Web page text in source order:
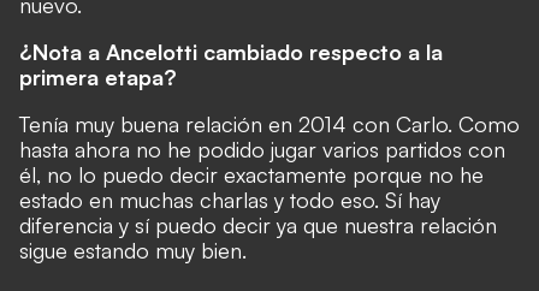
¿Nota a Ancelotti cambiado respecto a la
primera etapa?
Tenía muy buena relación en 2014 con Carlo. Como
hasta ahora no he podido jugar varios partidos con
él, no lo puedo decir exactamente porque no he
estado en muchas charlas y todo eso. Sí hay
diferencia y sí puedo decir ya que nuestra relación
sigue estando muy bien.